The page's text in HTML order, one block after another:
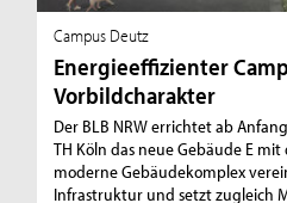
Campus Deutz
Energieeffizienter
Vorbildcharakter
Der BLB NRW errichtet ab
TH Köln das neue Gebäude E
moderne Gebäudekomplex
Infrastruktur und setzt zugleich